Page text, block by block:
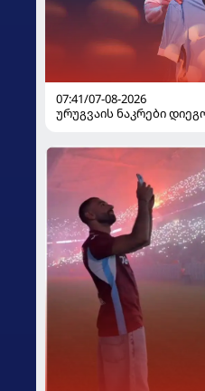
07:41/07-08-2026
ურუგვაის ნაკრები